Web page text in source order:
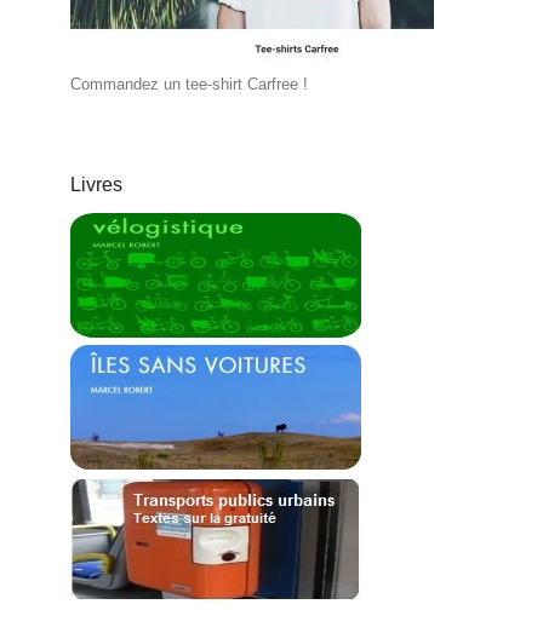
Commandez un tee-shirt Carfree !
Livres